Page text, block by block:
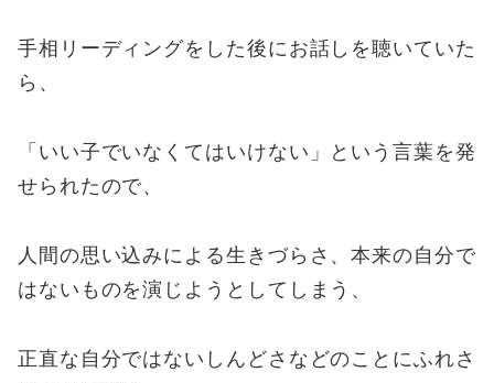
手相リーディングをした後にお話しを聴いていた
ら、
「いい子でいなくてはいけない」という言葉を発
せられたので、
人間の思い込みによる生きづらさ、本来の自分で
はないものを演じようとしてしまう、
正直な自分ではないしんどさなどのことにふれさ